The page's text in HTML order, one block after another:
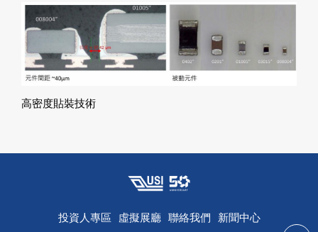
高密度貼裝技術
投資人專區 虛擬展廳 聯絡我們 新聞中心